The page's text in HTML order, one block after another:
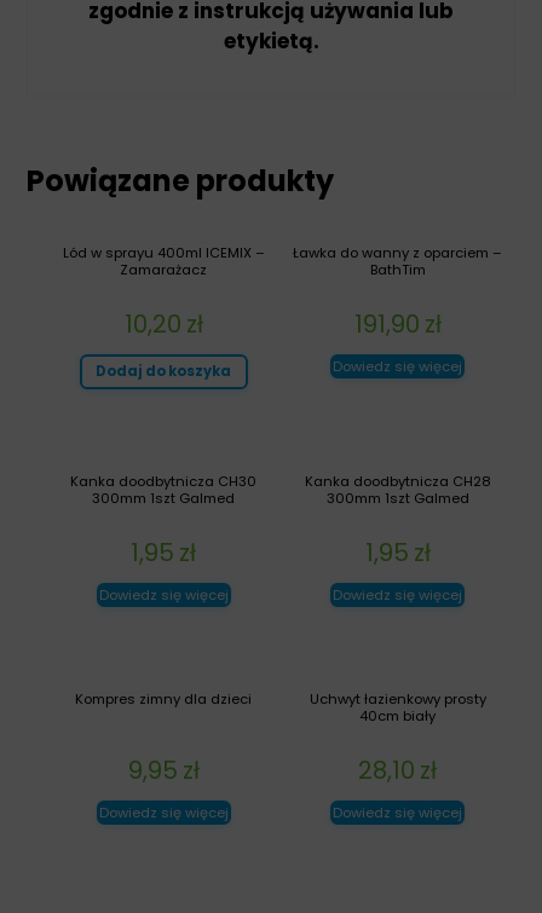
zgodnie z instrukcją używania lub
etykietą.
Powiązane produkty
Ławka do wanny z oparciem –
BathTim
191,90 zł
Dowiedz się więcej
Lód w sprayu 400ml ICEMIX –
Zamarażacz
10,20 zł
Dodaj do koszyka
Kanka doodbytnicza CH28
300mm 1szt Galmed
1,95 zł
Dowiedz się więcej
Kanka doodbytnicza CH30
300mm 1szt Galmed
1,95 zł
Dowiedz się więcej
Uchwyt łazienkowy prosty
40cm biały
28,10 zł
Dowiedz się więcej
Kompres zimny dla dzieci
9,95 zł
Dowiedz się więcej